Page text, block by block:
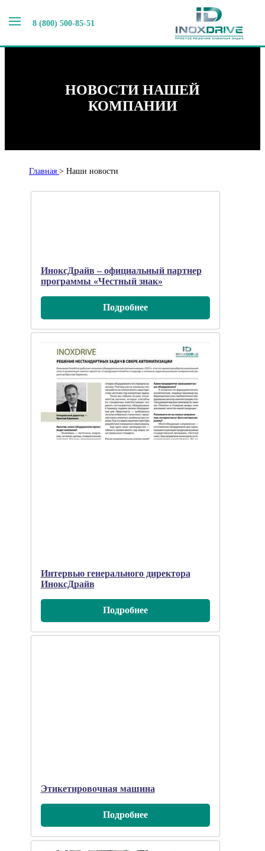
8 (800) 500-85-51
НОВОСТИ НАШЕЙ
КОМПАНИИ
Главная > Наши новости
ИноксДрайв – официальный партнер
программы «Честный знак»
Подробнee
Интервью генерального директора
ИноксДрайв
Подробнee
Этикетировочная машина
Подробнee